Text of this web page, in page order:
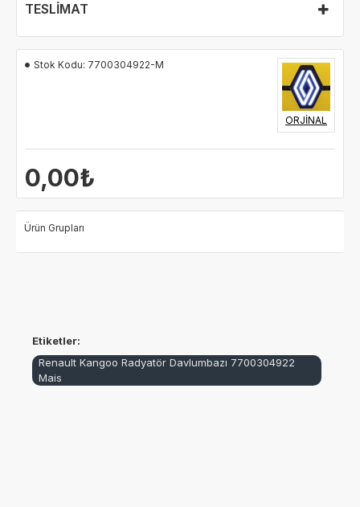
SİPARİŞ VERDİĞİNİZDE TARAFINIZA GÖRSELDEKİ ÜRÜNÜN
BİREBİR AYNISI GÖNDERİLECEKTİR.
TESLIMAT
0,00₺
Stok Kodu: 7700304922-M
ORJİNAL
Ürün Grupları
Etiketler:
Renault Kangoo Radyatör Davlumbazı 7700304922
Mais